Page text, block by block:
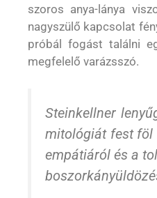
szoros anya-lánya
nagyszülő kapcsolat
próbál fogást találni
megfelelő varázsszó.
Steinkellner
mitológiát fest föl
empátiáról és a